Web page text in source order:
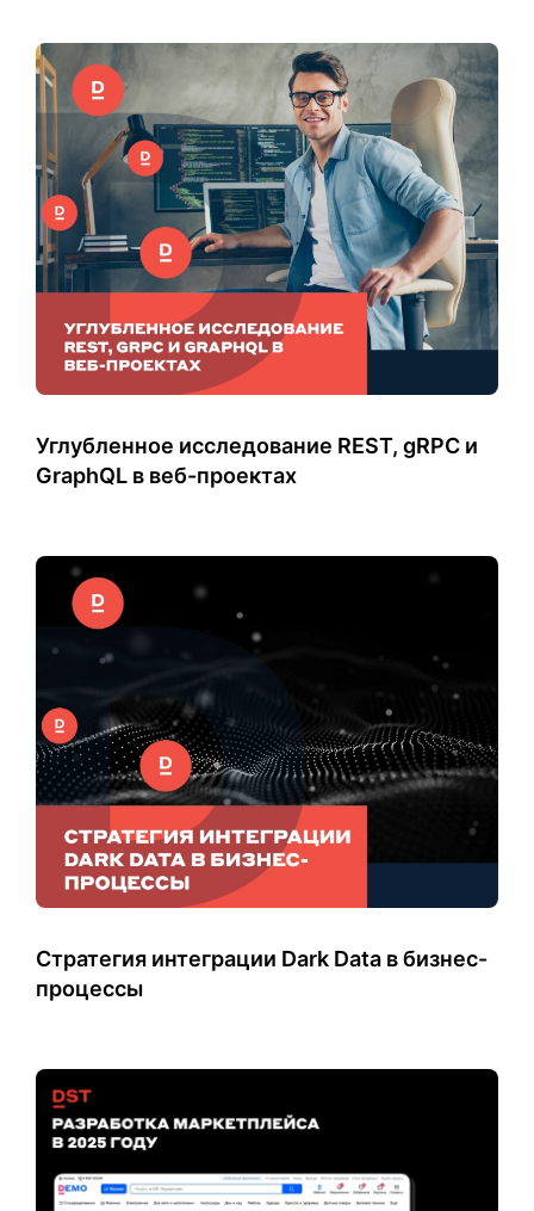
Углубленное исследование REST, gRPC и
GraphQL в веб-проектах
Стратегия интеграции Dark Data в бизнес-
процессы